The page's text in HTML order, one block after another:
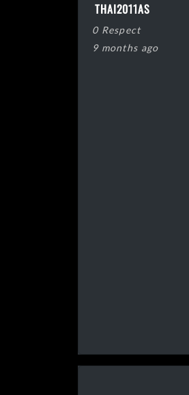
THAI2011AS
0 Respect
9 months ago